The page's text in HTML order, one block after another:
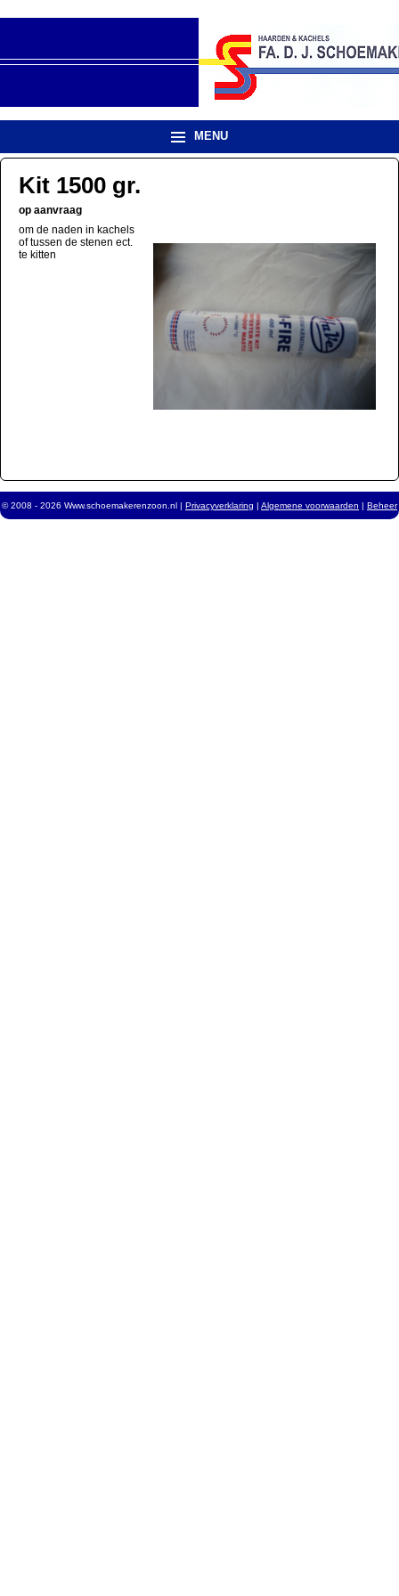
MENU
Kit 1500 gr.
op aanvraag
om de naden in kachels
of tussen de stenen ect.
te kitten
© 2008 - 2026 Www.schoemakerenzoon.nl | Privacyverklaring | Algemene voorwaarden | Beheer